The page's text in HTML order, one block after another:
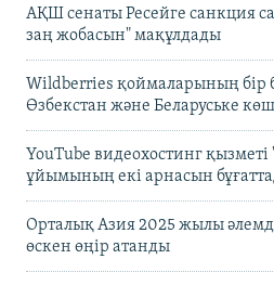
АҚШ сенаты Ресейге санкция
заң жобасын" мақұлдады
Wildberries қоймаларының бір
Өзбекстан және Беларуське
YouTube видеохостинг
ұйымының екі арнасын
Орталық Азия 2025 жылы
өскен өңір атанды